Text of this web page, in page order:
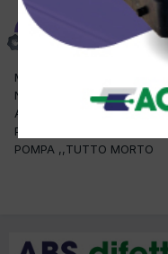
MSMSNC
Inviato 10 Aprile
MAI SUCESSO A NESSUNO
NON FUNZIONA ,
AZIONANDO IL PULSANTE
POI BASTA FINISCE TUTTO
POMPA ,,TUTTO MORTO